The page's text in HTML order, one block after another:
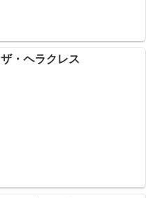
ザ・ヘラクレス